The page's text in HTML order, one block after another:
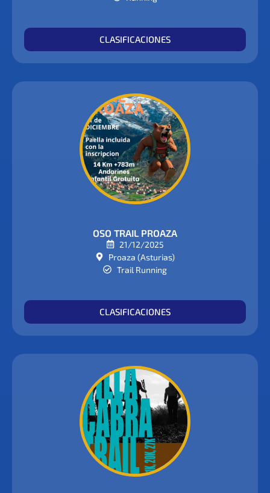
CLASIFICACIONES
OSO TRAIL PROAZA
21/12/2025
Proaza (Asturias)
Trail Running
CLASIFICACIONES